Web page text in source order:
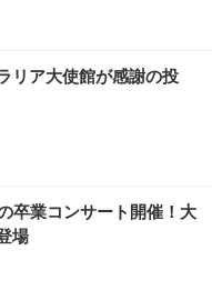
リア大使館が感謝の投
卒業コンサート開催！大
場